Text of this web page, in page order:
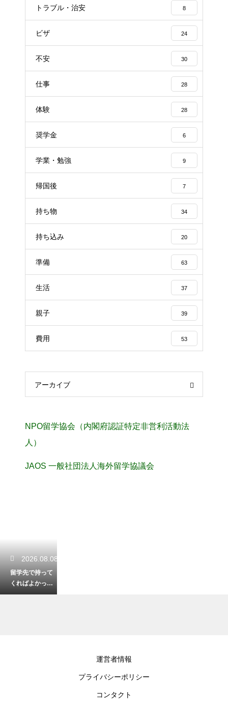
トラブル・治安 8
ビザ 24
不安 30
仕事 28
体験 28
奨学金 6
学業・勉強 9
帰国後 7
持ち物 34
持ち込み 20
準備 63
生活 37
親子 39
費用 53
アーカイブ
NPO留学協会（内閣府認証特定非営利活動法
人）
JAOS 一般社団法人海外留学協議会
2026.08.08
留学先で持って
くればよかった
と後悔する必需
運営者情報
プライバシーポリシー
コンタクト